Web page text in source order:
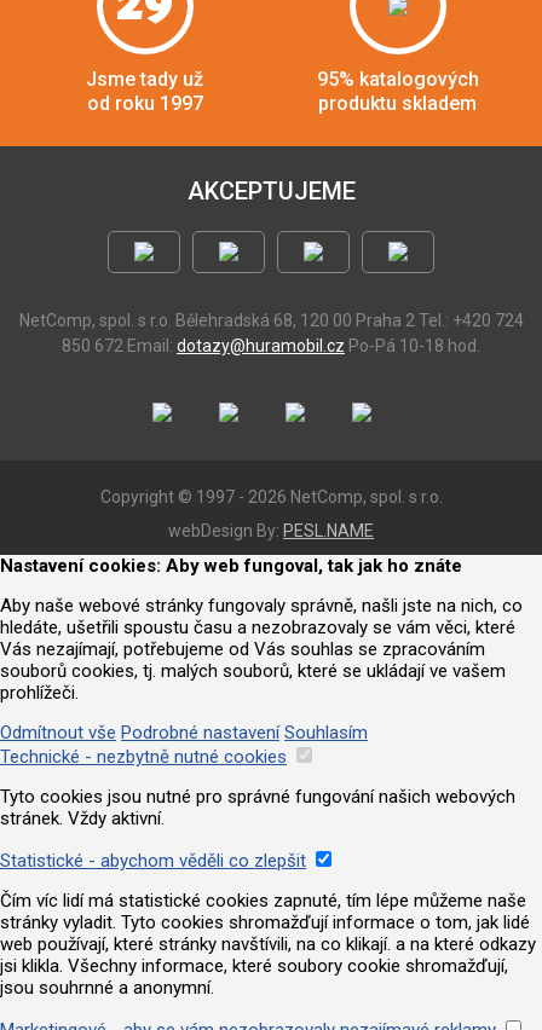
Jsme tady už
od roku 1997
95% katalogových
produktu skladem
AKCEPTUJEME
NetComp, spol. s r.o. Bělehradská 68, 120 00 Praha 2 Tel.: +420 724
850 672 Email: dotazy@huramobil.cz Po-Pá 10-18 hod.
Copyright © 1997 - 2026 NetComp, spol. s r.o.
webDesign By: PESL.NAME
Nastavení cookies: Aby web fungoval, tak jak ho znáte
Aby naše webové stránky fungovaly správně, našli jste na nich, co
hledáte, ušetřili spoustu času a nezobrazovaly se vám věci, které
Vás nezajímají, potřebujeme od Vás souhlas se zpracováním
souborů cookies, tj. malých souborů, které se ukládají ve vašem
prohlížeči.
Odmítnout vše Podrobné nastavení Souhlasím
Technické - nezbytně nutné cookies
Tyto cookies jsou nutné pro správné fungování našich webových
stránek. Vždy aktivní.
Statistické - abychom věděli co zlepšit
Čím víc lidí má statistické cookies zapnuté, tím lépe můžeme naše
stránky vyladit. Tyto cookies shromažďují informace o tom, jak lidé
web používají, které stránky navštívili, na co klikají. a na které odkazy
jsi klikla. Všechny informace, které soubory cookie shromažďují,
jsou souhrnné a anonymní.